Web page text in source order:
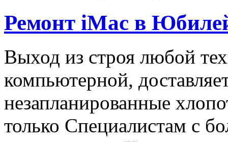
Ремонт iMac в
Выход из строя любой
компьютерной,
незапланированные
только Специалистам с